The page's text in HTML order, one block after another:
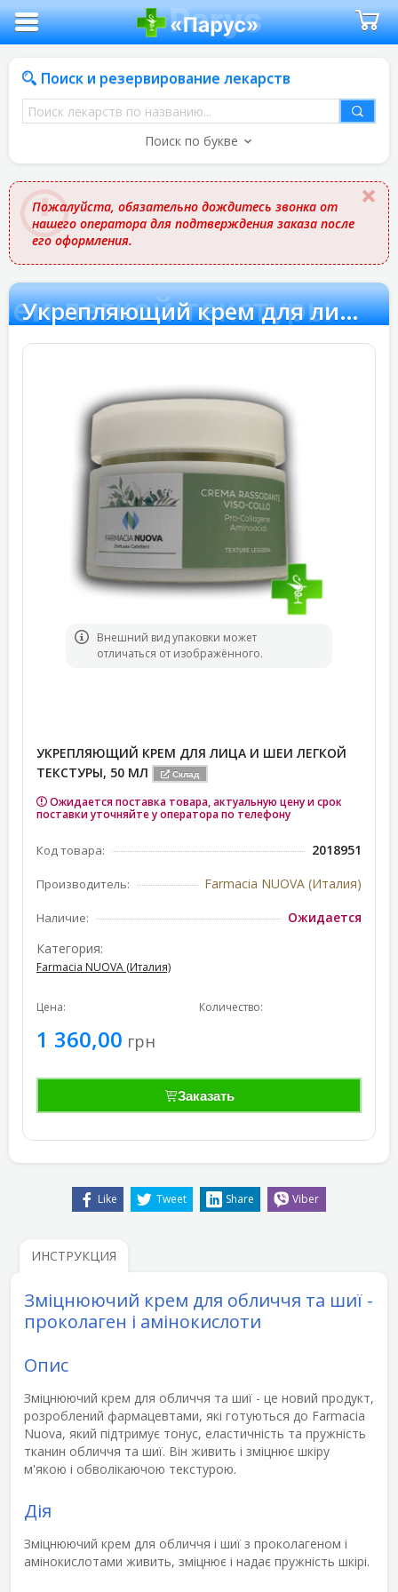
Поиск и резервирование лекарств
Поиск
лекарств
названию
Поиск по букве
Пожалуйста, обязательно дождитесь звонка от
нашего оператора для подтверждения заказа после
его оформления.
легкой текстуры Укрепляющий крем для лица и шеи легкой текстуры
Bнешний вид упаковки может
отличаться от изображённого.
УКРЕПЛЯЮЩИЙ КРЕМ ДЛЯ ЛИЦА И ШЕИ ЛЕГКОЙ
ТЕКСТУРЫ, 50 МЛ
Склад
Ожидается поставка товара, актуальную цену и срок
поставки уточняйте у оператора по телефону
Код товара: 2018951
Производитель: Farmacia NUOVA (Италия)
Наличие:
Ожидается
Категория:
Farmacia NUOVA (Италия)
Цена:
1 360,00 грн
Количество:
Заказать
Like Tweet Share Viber
ИНСТРУКЦИЯ
Зміцнюючий крем для обличчя та шиї -
проколаген і амінокислоти
Опис
Зміцнюючий крем для обличчя та шиї - це новий продукт,
розроблений фармацевтами, які готуються до Farmacia
Nuova, який підтримує тонус, еластичність та пружність
тканин обличчя та шиї. Він живить і зміцнює шкіру
м'якою і обволікаючою текстурою.
Дія
Зміцнюючий крем для обличчя і шиї з проколагеном і
амінокислотами живить, зміцнює і надає пружність шкірі.